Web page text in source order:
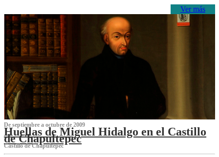
Ver más
De septiembre a octubre de 2009
Huellas de Miguel Hidalgo en el Castillo
de Chapultepec
Castillo de Chapultepec